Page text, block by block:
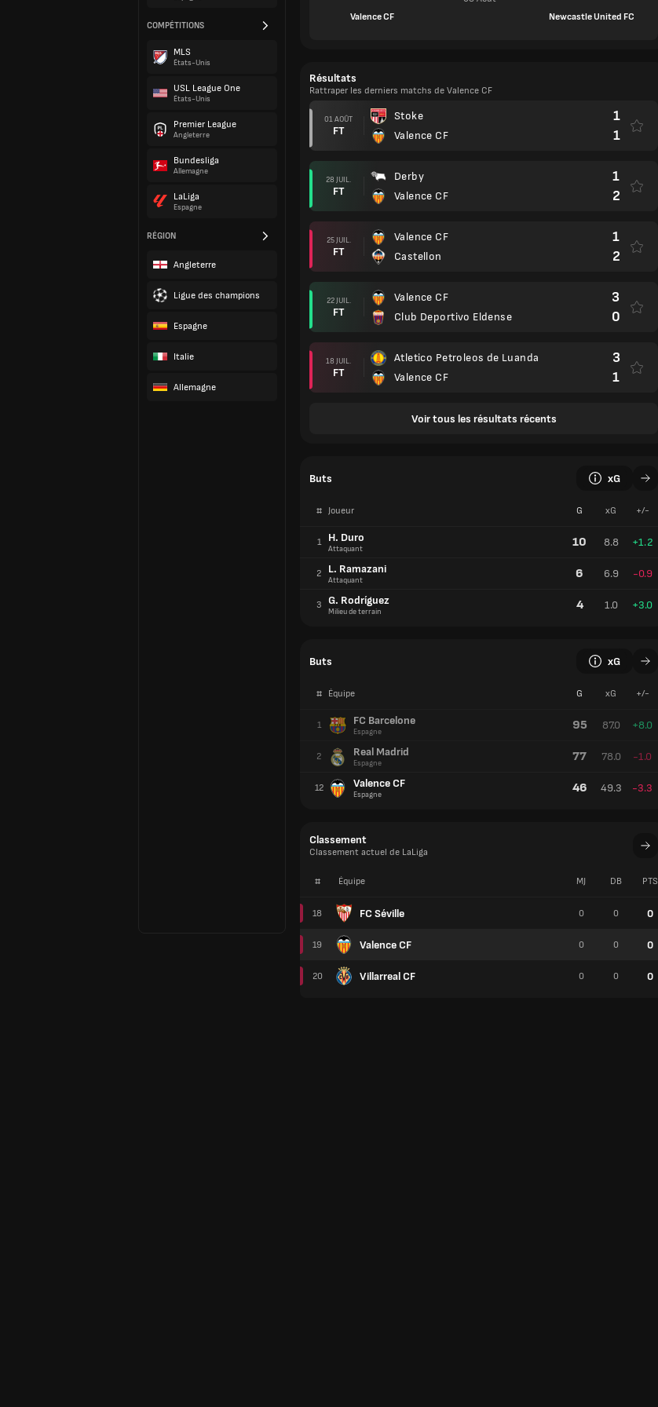
COMPÉTITIONS
MLS
États-Unis
USL League One
États-Unis
Premier League
Angleterre
Bundesliga
Allemagne
LaLiga
Espagne
RÉGION
Angleterre
Ligue des champions
Espagne
Italie
Allemagne
Valence CF
Newcastle United FC
Résultats
Rattraper les derniers matchs de Valence CF
01 AOÛT
FT
Stoke
Valence CF
1
1
28 JUIL.
FT
Derby
Valence CF
1
2
25 JUIL.
FT
Valence CF
Castellon
1
2
22 JUIL.
FT
Valence CF
Club Deportivo Eldense
3
0
18 JUIL.
FT
Atletico Petroleos de Luanda
Valence CF
3
1
Voir tous les résultats récents
Buts xG
# Joueur G xG +/-
1 H. Duro
Attaquant 10 8.8 +1.2
2 L. Ramazani
Attaquant 6 6.9 -0.9
3 G. Rodríguez
Milieu de terrain 4 1.0 +3.0
Buts xG
# Équipe G xG +/-
1 FC Barcelone
Espagne 95 87.0 +8.0
2 Real Madrid
Espagne 77 78.0 -1.0
12 Valence CF
Espagne 46 49.3 -3.3
Classement
Classement actuel de LaLiga
# Équipe
18 FC Séville
19 Valence CF
20 Villarreal CF
MJ DB PTS
0 0 0
0 0 0
0 0 0